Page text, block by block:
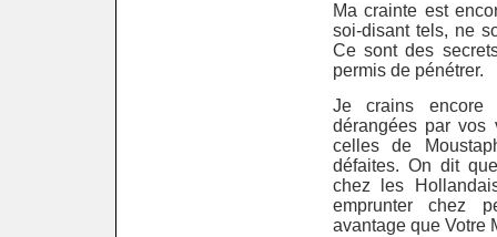
Ma crainte est
soi-disant tels, ne
Ce sont des
permis de pénétrer.
Je crains
dérangées par vos
celles de
défaites. On dit
chez les
emprunter chez
avantage que Votre